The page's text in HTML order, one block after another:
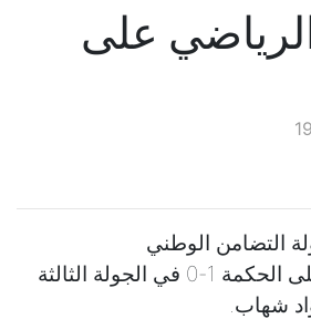
على
التضامن الوطني
فوز جويا الرياضي على الحكمة 1-0 في الجولة الثالثة
شهاب.